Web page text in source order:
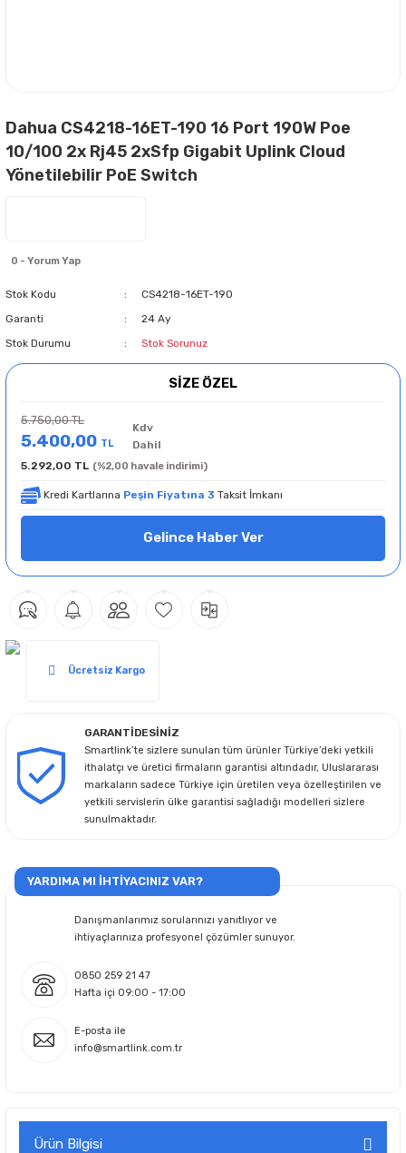
Dahua CS4218-16ET-190 16 Port 190W Poe
10/100 2x Rj45 2xSfp Gigabit Uplink Cloud
Yönetilebilir PoE Switch
0 - Yorum Yap
Stok Kodu
CS4218-16ET-190
Garanti
24 Ay
Stok Durumu
Stok Sorunuz
SİZE ÖZEL
5.750,00 TL
5.400,00 TL
Kdv
Dahil
5.292,00 TL (%2,00 havale indirimi)
Kredi Kartlarına Peşin Fiyatına 3 Taksit İmkanı
Gelince Haber Ver
Ücretsiz Kargo
GARANTİDESİNİZ
Smartlink’te sizlere sunulan tüm ürünler Türkiye’deki yetkili
ithalatçı ve üretici firmaların garantisi altındadır, Uluslararası
markaların sadece Türkiye için üretilen veya özelleştirilen ve
yetkili servislerin ülke garantisi sağladığı modelleri sizlere
sunulmaktadır.
YARDIMA MI İHTİYACINIZ VAR?
Danışmanlarımız sorularınızı yanıtlıyor ve
ihtiyaçlarınıza profesyonel çözümler sunuyor.
0850 259 21 47
Hafta içi 09:00 - 17:00
E-posta ile
info@smartlink.com.tr
Ürün Bilgisi